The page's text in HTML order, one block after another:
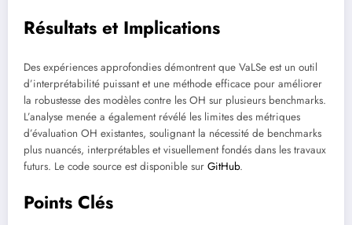
Résultats et Implications
Des expériences approfondies démontrent que VaLSe est un outil
d’interprétabilité puissant et une méthode efficace pour améliorer
la robustesse des modèles contre les OH sur plusieurs benchmarks.
L’analyse menée a également révélé les limites des métriques
d’évaluation OH existantes, soulignant la nécessité de benchmarks
plus nuancés, interprétables et visuellement fondés dans les travaux
futurs. Le code source est disponible sur GitHub.
Points Clés